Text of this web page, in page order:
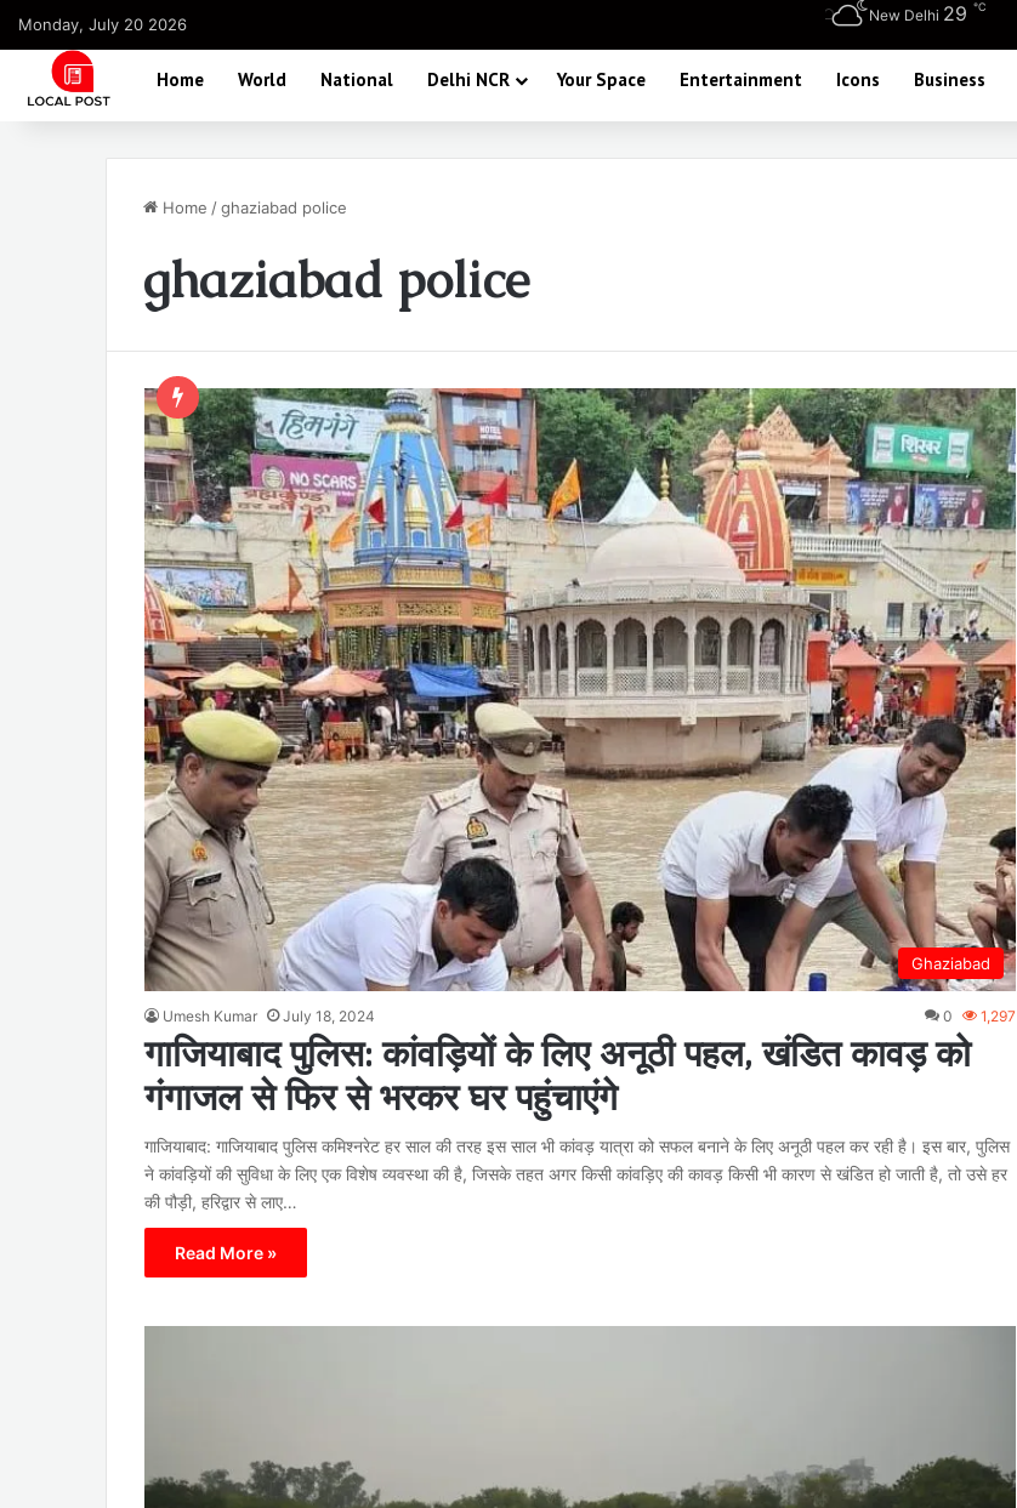
Monday, July 20 2026 New Delhi 29 ℃
Home World National Delhi NCR Your Space Entertainment Icons Business
Home /ghaziabad police
ghaziabad police
Ghaziabad
Umesh Kumar July 18, 2024 0 1,297
गाजियाबाद पुलिस: कांवड़ियों के लिए अनूठी पहल, खंडित कावड़ को
गंगाजल से फिर से भरकर घर पहुंचाएंगे
गाजियाबाद: गाजियाबाद पुलिस कमिश्नरेट हर साल की तरह इस साल भी कांवड़ यात्रा को सफल बनाने के लिए अनूठी पहल कर रही है। इस बार, पुलिस
ने कांवड़ियों की सुविधा के लिए एक विशेष व्यवस्था की है, जिसके तहत अगर किसी कांवड़िए की कावड़ किसी भी कारण से खंडित हो जाती है, तो उसे हर
की पौड़ी, हरिद्वार से लाए…
Read More »